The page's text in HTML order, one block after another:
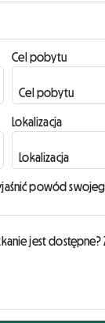
Cel pobytu
Lokalizacja
powód